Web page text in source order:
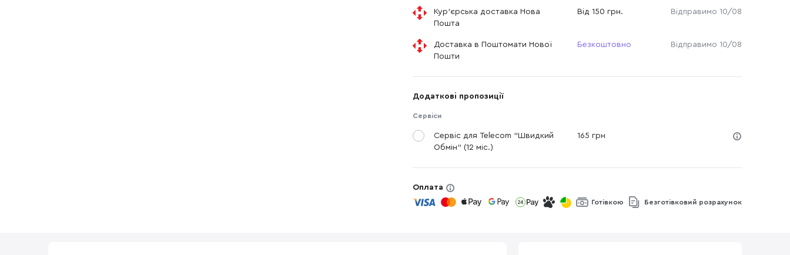
Кур'єрська доставка Нова
Пошта
Від 150 грн. Відправимо 10/08
Доставка в Поштомати Нової
Пошти
Безкоштовно Відправимо 10/08
Додаткові пропозиції
Сервіси
Сервіс для Telecom "Швидкий
Обмін" (12 міс.)
165 грн
Оплата
Готівкою Безготівковий розрахунок